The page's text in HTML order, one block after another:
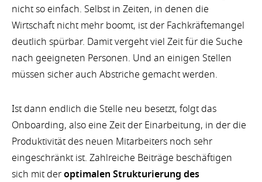
nicht so einfach. Selbst in Zeiten, in denen die
Wirtschaft nicht mehr boomt, ist der Fachkräftemangel
deutlich spürbar. Damit vergeht viel Zeit für die Suche
nach geeigneten Personen. Und an einigen Stellen
müssen sicher auch Abstriche gemacht werden.
Ist dann endlich die Stelle neu besetzt, folgt das
Onboarding, also eine Zeit der Einarbeitung, in der die
Produktivität des neuen Mitarbeiters noch sehr
eingeschränkt ist. Zahlreiche Beiträge beschäftigen
sich mit deroptimalen Strukturierung des